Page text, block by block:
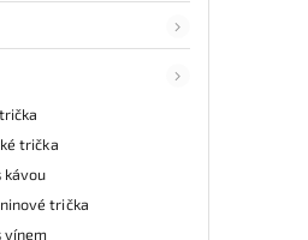
trička
kávou
trička
vínem